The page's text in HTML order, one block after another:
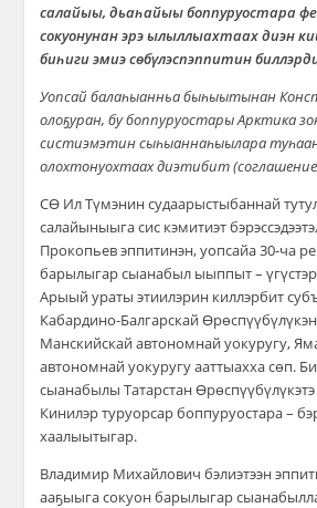
салайыы, дьаһайыы боппуруостара
сокуонунан эрэ ылыллыахтаах диэн
биһиги эмиэ сөбүлэспэппитин
Уопсай балаһыанньа быһыытынан
олоҕуран, бу боппуруостары Арктика
систиэмэтин сыһыаннаһыылара
олохтонуохтаах диэтибит
СӨ Ил Түмэнин судаарыстыбаннай
салайыныыга сис кэмитиэт
Прокопьев эппитинэн, уопсайа 30-ча
барылыгар сыанабыл ыыппыт –
Арыый ураты этиилэрин киллэрбит
Кабардино-Балгарскай
Манскийскай автономнай уокуругу,
автономнай уокуругу ааттыахха сөп.
сыанабылы Татарстан
Кинилэр туруорсар боппуруостара –
хаалыытыгар.
Владимир Михайлович бэлиэтээн
ааҕыыга сокуон барылыгар